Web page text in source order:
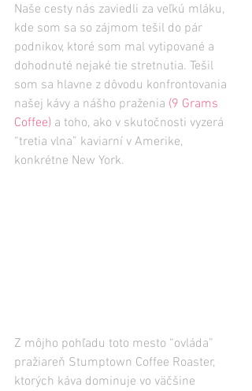
Naše cesty nás zaviedli za veľkú mláku,
kde som sa so zájmom tešil do pár
podnikov, ktoré som mal vytipované a
dohodnuté nejaké tie stretnutia. Tešil
som sa hlavne z dôvodu konfrontovania
našej kávy a nášho praženia (9 Grams
Coffee) a toho, ako v skutočnosti vyzerá
“tretia vlna” kaviarní v Amerike,
konkrétne New York.
Z môjho pohľadu toto mesto “ovláda”
pražiareň Stumptown Coffee Roaster,
ktorých káva dominuje vo väčšine